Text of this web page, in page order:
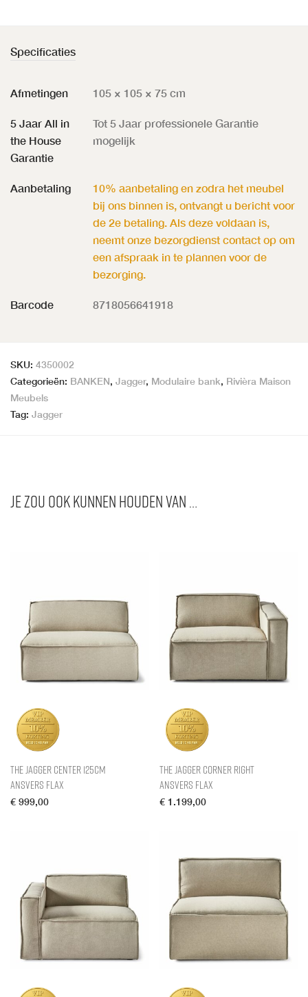
Specificaties
Afmetingen 105 × 105 × 75 cm
5 Jaar All in
the House
Garantie
Tot 5 Jaar professionele Garantie
mogelijk
Aanbetaling
10% aanbetaling en zodra het meubel
bij ons binnen is, ontvangt u bericht voor
de 2e betaling. Als deze voldaan is,
neemt onze bezorgdienst contact op om
een afspraak in te plannen voor de
bezorging.
Barcode 8718056641918
SKU: 4350002
Categorieën: BANKEN, Jagger, Modulaire bank, Rivièra Maison
Meubels
Tag: Jagger
Je zou ook kunnen houden van …
The Jagger Center 125cm
Ansvers Flax
€ 999,00
The Jagger Corner Right
Ansvers Flax
€ 1.199,00